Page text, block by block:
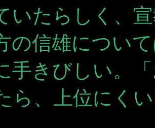
いたらしく、
の信雄につい
手きびしい。
ら、上位にく